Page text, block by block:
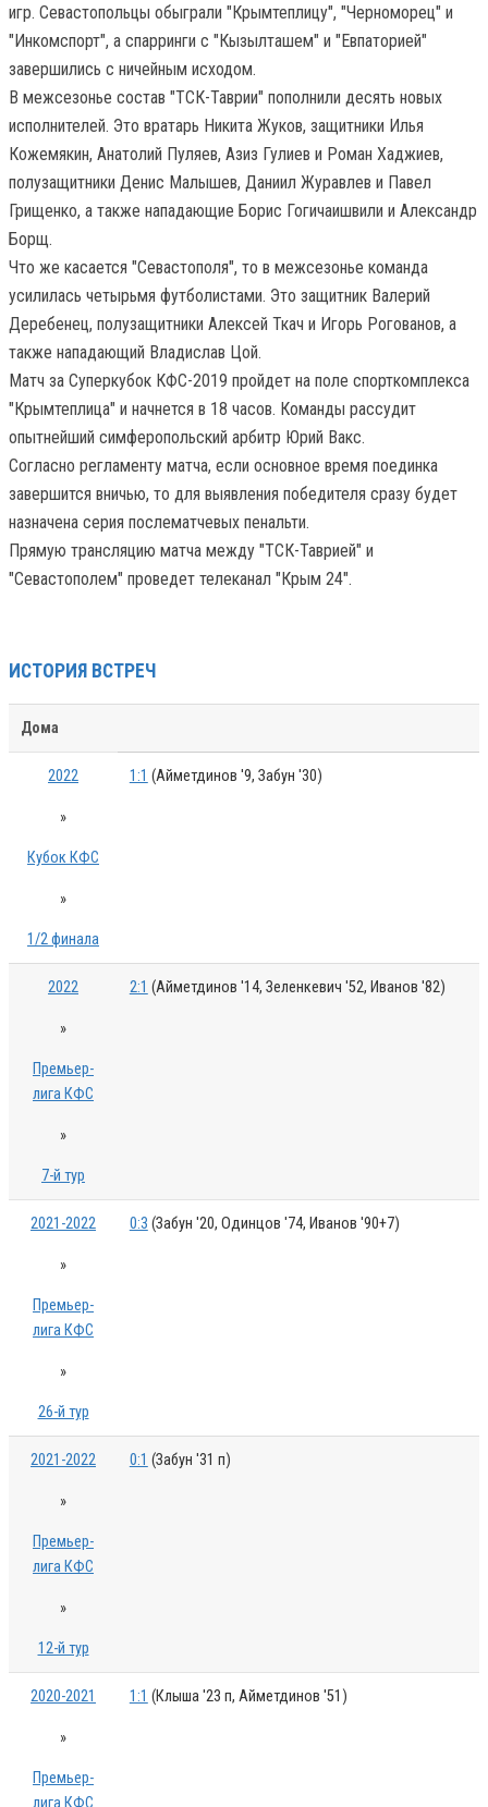
игр. Севастопольцы обыграли "Крымтеплицу", "Черноморец" и
"Инкомспорт", а спарринги с "Кызылташем" и "Евпаторией"
завершились с ничейным исходом.
В межсезонье состав "ТСК-Таврии" пополнили десять новых
исполнителей. Это вратарь Никита Жуков, защитники Илья
Кожемякин, Анатолий Пуляев, Азиз Гулиев и Роман Хаджиев,
полузащитники Денис Малышев, Даниил Журавлев и Павел
Грищенко, а также нападающие Борис Гогичаишвили и Александр
Борщ.
Что же касается "Севастополя", то в межсезонье команда
усилилась четырьмя футболистами. Это защитник Валерий
Деребенец, полузащитники Алексей Ткач и Игорь Рогованов, а
также нападающий Владислав Цой.
Матч за Суперкубок КФС-2019 пройдет на поле спорткомплекса
"Крымтеплица" и начнется в 18 часов. Команды рассудит
опытнейший симферопольский арбитр Юрий Вакс.
Согласно регламенту матча, если основное время поединка
завершится вничью, то для выявления победителя сразу будет
назначена серия послематчевых пенальти.
Прямую трансляцию матча между "ТСК-Таврией" и
"Севастополем" проведет телеканал "Крым 24".
ИСТОРИЯ ВСТРЕЧ
Дома
2022
»
Кубок КФС
»
1/2 финала
1:1 (Айметдинов '9, Забун '30)
2022
»
Премьер-
лига КФС
»
7-й тур
2:1 (Айметдинов '14, Зеленкевич '52, Иванов '82)
2021-2022
»
Премьер-
лига КФС
»
26-й тур
0:3 (Забун '20, Одинцов '74, Иванов '90+7)
2021-2022
»
Премьер-
лига КФС
»
12-й тур
0:1 (Забун '31 п)
2020-2021
»
Премьер-
1:1 (Клыша '23 п, Айметдинов '51)